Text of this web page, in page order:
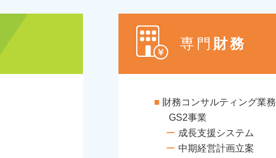
専門 財務
財務コンサルティング業務
GS2事業
成長支援システム
中期経営計画立案